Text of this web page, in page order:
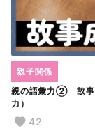
親の語彙力② 故事
力）
親子関係
42